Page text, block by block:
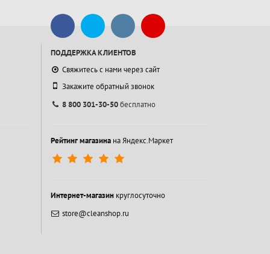
ПОДДЕРЖКА КЛИЕНТОВ
Свяжитесь с нами через сайт
Закажите обратный звонок
8 800 301-30-50бесплатно
Рейтинг магазинана Яндекс.Маркет
Интернет-магазинкруглосуточно
store@cleanshop.ru